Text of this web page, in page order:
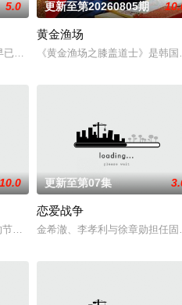
旅行。现场见到的亲爱将解开出题者
5.0
在韩国料理界闯出名号，成为备受瞩
更新至第20260805期
黄金渔场
《黄金渔场之膝盖道士》是韩
假假的线索和无处不
就接连不断。在如此异想天开的情境
目。据悉，GOD、BigBang、
更新至第07集
恋爱战争
金希澈、李孝利与徐章勋担任